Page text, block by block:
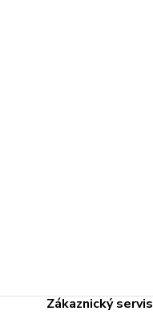
Zákaznický servis